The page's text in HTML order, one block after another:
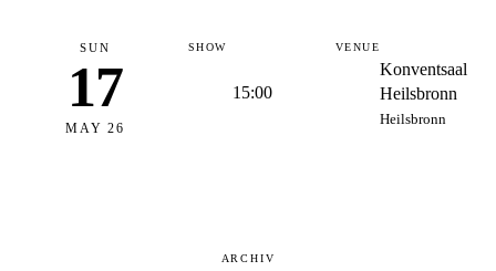
SUN
17
MAY 26
SHOW
15:00
VENUE
Konventsaal
Heilsbronn
Heilsbronn
ARCHIV